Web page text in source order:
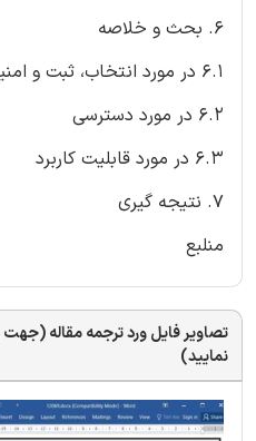
6. بحث و خلاصه
6.1 در مورد انتخاب، ثبت و امنیت
6.2 در مورد دسترسی
6.3 در مورد قابلیت کاربرد
7. نتیجه گیری
منلبع
تصاویر فایل ورد ترجمه مقاله
نمایید)